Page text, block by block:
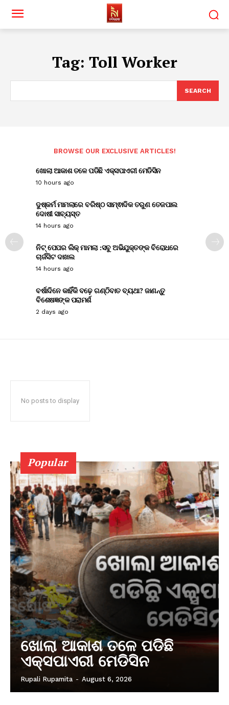
Tag: Toll Worker
SEARCH
BROWSE OUR EXCLUSIVE ARTICLES!
ଖୋଲା ଆକାଶ ତଳେ ପଡିଛି ଏକ୍ସପାଏରୀ ମେଡିସିନ
10 hours ago
ଦୁଷ୍କର୍ମ ମାମଲାରେ ବରିଷ୍ଠ ସାମ୍ଵାଦିକ ତରୁଣ ତେଜପାଲ
ଦୋଷୀ ସାବ୍ୟସ୍ତ
14 hours ago
ନିଟ୍ ପେପର ଲିକ୍ ମାମଲା :ସବୁ ଅଭିଯୁକ୍ତଙ୍କ ବିରୋଧରେ
ଚାର୍ଜସିଟ ଦାଖଲ
14 hours ago
ବର୍ଷାଦିନେ କାହିଁକି ବଢ଼େ ଗଣ୍ଠିବାତ ବ୍ୟଥା? ଜାଣନ୍ତୁ
ବିଶେଷଜ୍ଞଙ୍କ ପରାମର୍ଶ
2 days ago
No posts to display
Popular
ଖୋଲା ଆକାଶ ତଳେ ପଡିଛି
ଏକ୍ସପାଏରୀ ମେଡିସିନ
Rupali Rupamita - August 6, 2026